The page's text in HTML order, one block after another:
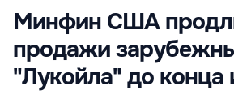
Минфин США
продажи
"Лукойла" до конца